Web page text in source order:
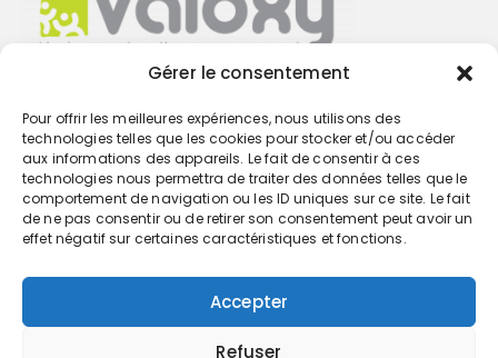
Gérer le consentement
Pour offrir les meilleures expériences, nous utilisons des
technologies telles que les cookies pour stocker et/ou accéder
aux informations des appareils. Le fait de consentir à ces
technologies nous permettra de traiter des données telles que le
comportement de navigation ou les ID uniques sur ce site. Le fait
de ne pas consentir ou de retirer son consentement peut avoir un
effet négatif sur certaines caractéristiques et fonctions.
Accepter
Refuser
Trouvez votre cabinet
GO